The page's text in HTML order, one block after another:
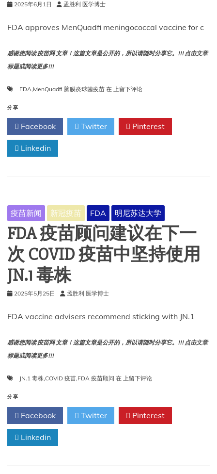
2025年6月1日 孟胜利 医学博士
FDA approves MenQuadfi meningococcal vaccine for c
感谢您阅读 疫苗网 文章！这篇文章是公开的，所以请随时分享它。!!! 点击文章
标题或阅读更多!!!
FDA,MenQuadfi 脑膜炎球菌疫苗 在 FDA
MenQuadfi
膜
于
6
周
或
上
上留下评论
分享
Facebook Twitter Pinterest
Linkedin
疫苗新闻 新冠疫苗 FDA 明尼苏达大学
FDA 疫苗顾问建议在下一
次 COVID 疫苗中坚持使用
JN.1 毒株
2025年5月25日 孟胜利 医学博士
FDA vaccine advisers recommend sticking with JN.1
感谢您阅读 疫苗网 文章！这篇文章是公开的，所以请随时分享它。!!! 点击文章
标题或阅读更多!!!
JN.1 毒株,COVID 疫苗,FDA 疫苗顾问 在 FDA
顾
问
建
上留下评论
分享
Facebook Twitter Pinterest
Linkedin